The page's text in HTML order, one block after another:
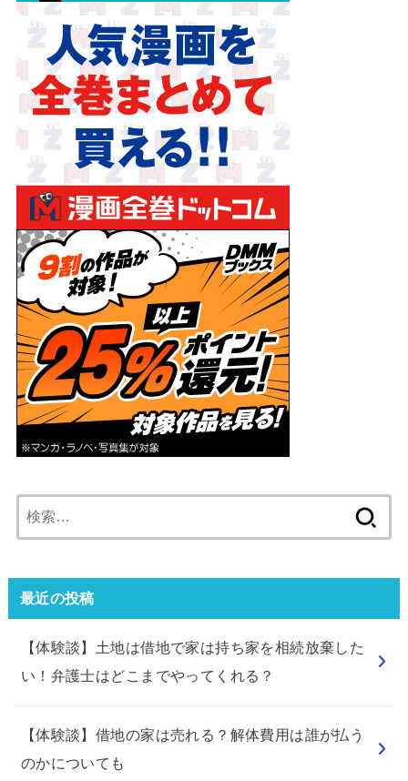
索:
最近の投稿
【体験談】土地は借地で家は持ち家を相続放棄した
い！弁護士はどこまでやってくれる？
【体験談】借地の家は売れる？解体費用は誰が払う
のかについても